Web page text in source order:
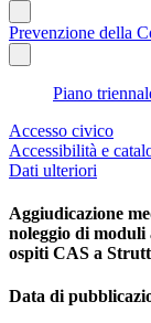
Prevenzione della
Piano
Accesso civico
Accessibilità e
Dati ulteriori
Aggiudicazione
noleggio di
ospiti CAS a
Data di